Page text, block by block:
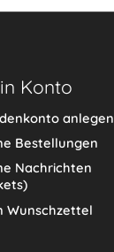
Konto
anlegen
Bestellungen
Nachrichten
Wunschzettel